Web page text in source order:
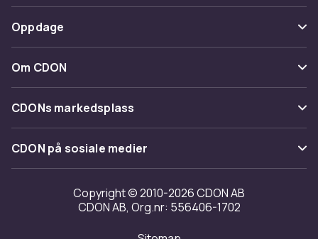
Spor pakke
Angre & returner her
Kontakt oss
Betaling
Levering
Tilbakekallinger
Oppdage
Kategorier
Varemerker
Om CDON
Om oss
Kundeanmeldelser
Jobbe på CDON
Investor relations
Tilgjengelighet
CDONs markedsplass
Merchant Help Center
CDON på sosiale medier
Copyright © 2010-2026 CDON AB
CDON AB, Org.nr: 556406-1702